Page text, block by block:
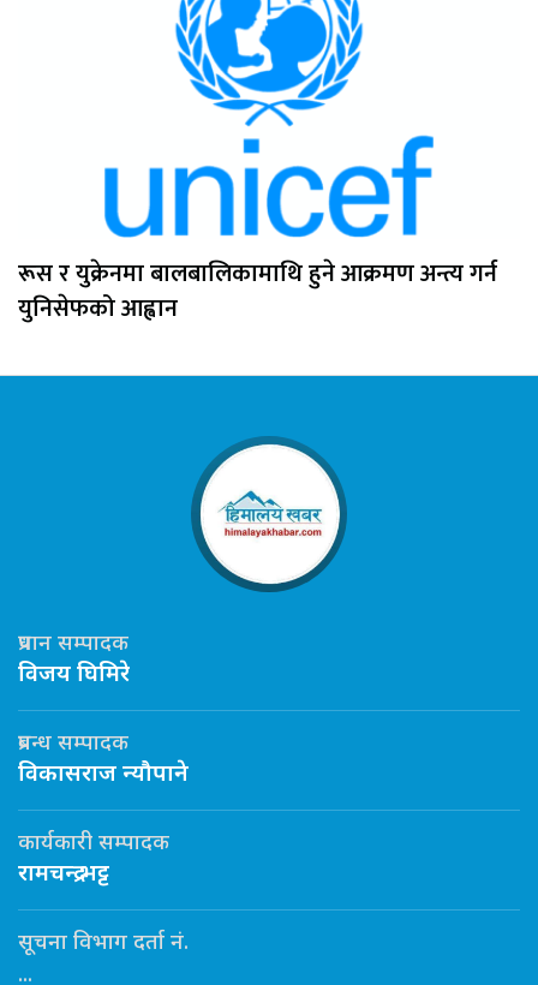
रूस र युक्रेनमा बालबालिकामाथि हुने आक्रमण अन्त्य गर्न
युनिसेफको आह्वान
प्रधान सम्पादक
विजय घिमिरे
प्रबन्ध सम्पादक
विकासराज न्यौपाने
कार्यकारी सम्पादक
रामचन्द्र भट्ट
सूचना विभाग दर्ता नं.
...